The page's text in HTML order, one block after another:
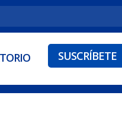
SUSCRÍBETE